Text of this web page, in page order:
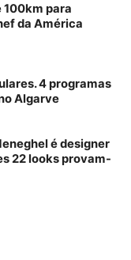
100km para
da América
4 programas
Algarve
é designer
22 looks provam-